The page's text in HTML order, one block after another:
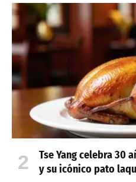
Tse Yang celebra 30
y su icónico pato